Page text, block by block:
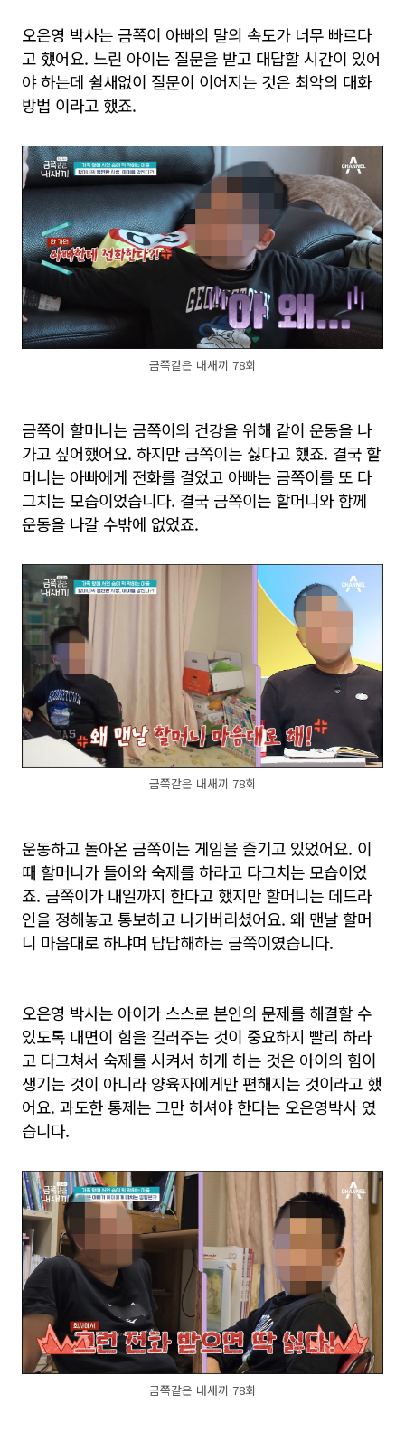
오은영 박사는 금쪽이 아빠의 말의 속도가 너무 빠르다
고 했어요. 느린 아이는 질문을 받고 대답할 시간이 있어
야 하는데 쉴새없이 질문이 이어지는 것은 최악의 대화
방법 이라고 했죠.
금쪽같은 내새끼 78회
금쪽이 할머니는 금쪽이의 건강을 위해 같이 운동을 나
가고 싶어했어요. 하지만 금쪽이는 싫다고 했죠. 결국 할
머니는 아빠에게 전화를 걸었고 아빠는 금쪽이를 또 다
그치는 모습이었습니다. 결국 금쪽이는 할머니와 함께
운동을 나갈 수밖에 없었죠.
금쪽같은 내새끼 78회
운동하고 돌아온 금쪽이는 게임을 즐기고 있었어요. 이
때 할머니가 들어와 숙제를 하라고 다그치는 모습이었
죠. 금쪽이가 내일까지 한다고 했지만 할머니는 데드라
인을 정해놓고 통보하고 나가버리셨어요. 왜 맨날 할머
니 마음대로 하냐며 답답해하는 금쪽이였습니다.
오은영 박사는 아이가 스스로 본인의 문제를 해결할 수
있도록 내면이 힘을 길러주는 것이 중요하지 빨리 하라
고 다그쳐서 숙제를 시켜서 하게 하는 것은 아이의 힘이
생기는 것이 아니라 양육자에게만 편해지는 것이라고 했
어요. 과도한 통제는 그만 하셔야 한다는 오은영박사 였
습니다.
금쪽같은 내새끼 78회